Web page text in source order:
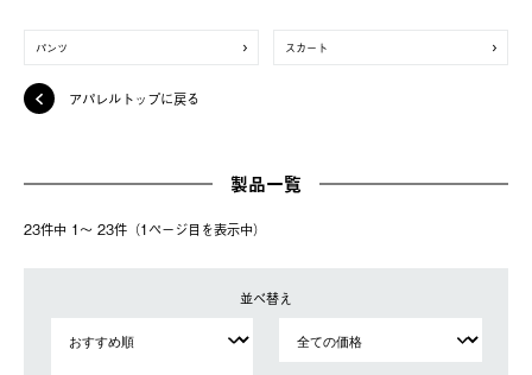
パンツ スカート
アパレルトップに戻る
製品一覧
23件中 1〜 23件（1ページ⽬を表⽰中）
並べ替え